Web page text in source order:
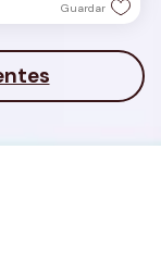
Guardar